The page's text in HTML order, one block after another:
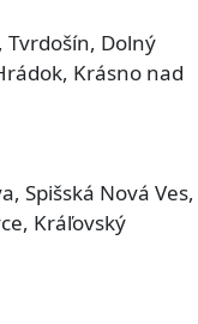
Tvrdošín, Dolný
Krásno nad
Spišská Nová Ves,
Kráľovský